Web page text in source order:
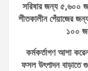
সরিষার জন্য ৫,৬০০
শীতকালীন পেঁয়াজের
১০০
কর্মকর্তাগণ আশা
ফসল উৎপাদন বাড়াতে